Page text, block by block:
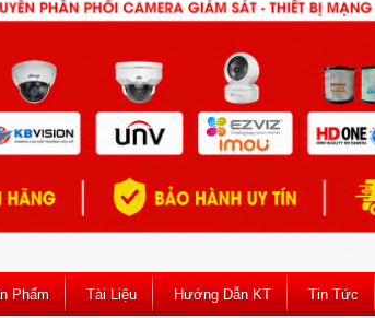
Phẩm Tài Liệu Hướng Dẫn KT Tin Tức